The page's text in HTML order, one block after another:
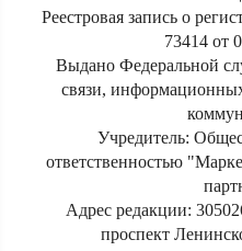
Реестровая запись о
73414 от
Выдано Федеральной
связи,
Учредитель:
ответственностью
Адрес редакции:
проспект